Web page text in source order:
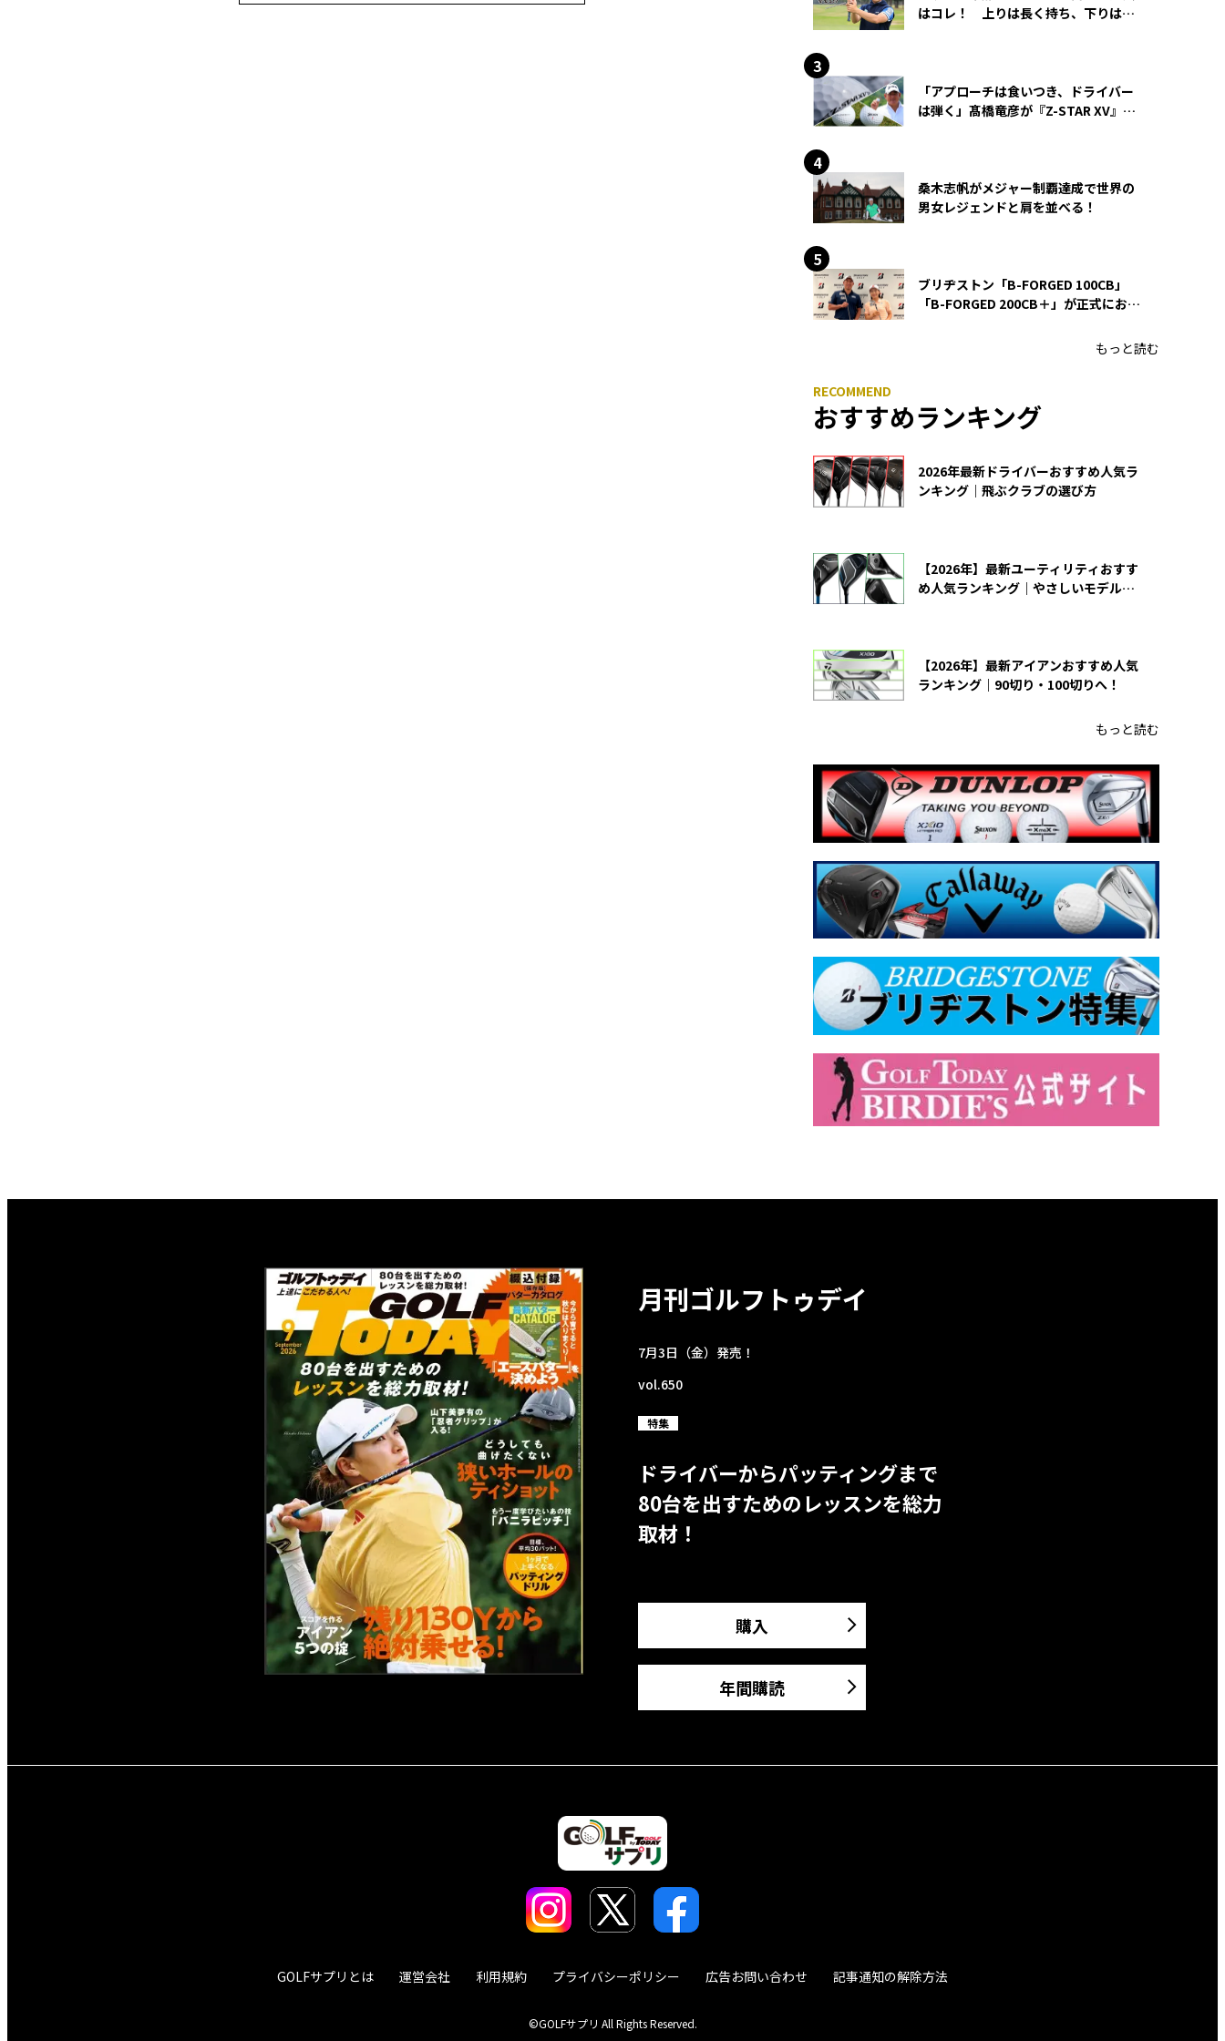
はコレ！ 上りは長く持ち、下りは短
「アプローチは食いつき、ドライバー
は弾く」髙橋竜彦が『Z-STAR XV』を
桑木志帆がメジャー制覇達成で世界の
男女レジェンドと肩を並べる！
ブリヂストン「B-FORGED 100CB」
「B-FORGED 200CB＋」が正式にお披
もっと読む
おすすめランキング
2026年最新ドライバーおすすめ人気ラ
ンキング｜飛ぶクラブの選び方
【2026年】最新ユーティリティおすす
め人気ランキング｜やさしいモデルの
【2026年】最新アイアンおすすめ人気
ランキング｜90切り・100切りへ！
もっと読む
月刊ゴルフトゥデイ
7月3日（金）発売！
vol.650
特集
ドライバーからパッティングまで
80台を出すためのレッスンを総力
取材！
購入
年間購読
GOLFサプリとは 運営会社 利用規約 プライバシーポリシー 広告お問い合わせ 記事通知の解除方法
©GOLFサプリ All Rights Reserved.